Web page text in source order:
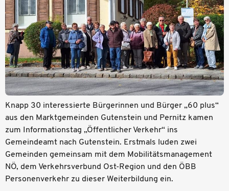
Knapp 30 interessierte Bürgerinnen und Bürger „60 plus“
aus den Marktgemeinden Gutenstein und Pernitz kamen
zum Informationstag „Öffentlicher Verkehr“ ins
Gemeindeamt nach Gutenstein. Erstmals luden zwei
Gemeinden gemeinsam mit dem Mobilitätsmanagement
NÖ, dem Verkehrsverbund Ost-Region und den ÖBB
Personenverkehr zu dieser Weiterbildung ein.